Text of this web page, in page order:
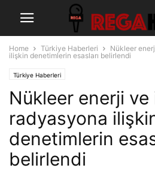
Home Türkiye Haberleri
Nükleer
ilişkin denetimlerin esasları belirlendi
Türkiye Haberleri
Nükleer enerji ve
radyasyona
denetimlerin
belirlendi